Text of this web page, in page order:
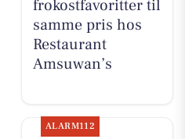
frokostfavoritter til
samme pris hos
Restaurant
Amsuwan’s
ALARM112